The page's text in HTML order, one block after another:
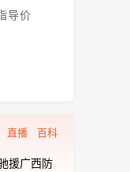
导价
直播 百科
援广西防